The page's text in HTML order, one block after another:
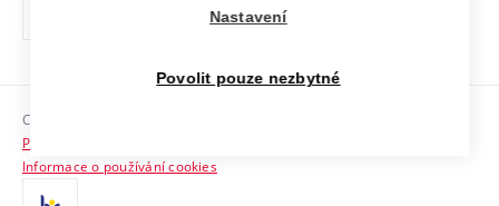
odkaz)
Sociální bezpečí
HR Award
Copyright © 2026 VUT
Prohlášení o přístupnosti
Informace o používání cookies
Nastavení
Povolit pouze nezbytné